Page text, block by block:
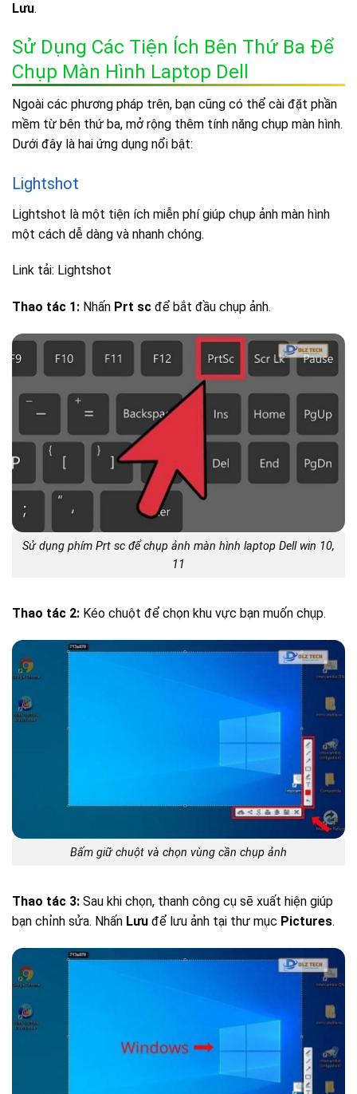
Lưu.
Sử Dụng Các Tiện Ích Bên Thứ Ba Để
Chụp Màn Hình Laptop Dell
Ngoài các phương pháp trên, bạn cũng có thể cài đặt phần
mềm từ bên thứ ba, mở rộng thêm tính năng chụp màn hình.
Dưới đây là hai ứng dụng nổi bật:
Lightshot
Lightshot là một tiện ích miễn phí giúp chụp ảnh màn hình
một cách dễ dàng và nhanh chóng.
Link tải: Lightshot
Thao tác 1: Nhấn Prt sc để bắt đầu chụp ảnh.
Sử dụng phím Prt sc để chụp ảnh màn hình laptop Dell win 10,
11
Thao tác 2: Kéo chuột để chọn khu vực bạn muốn chụp.
Bấm giữ chuột và chọn vùng cần chụp ảnh
Thao tác 3: Sau khi chọn, thanh công cụ sẽ xuất hiện giúp
bạn chỉnh sửa. Nhấn Lưu để lưu ảnh tại thư mục Pictures.